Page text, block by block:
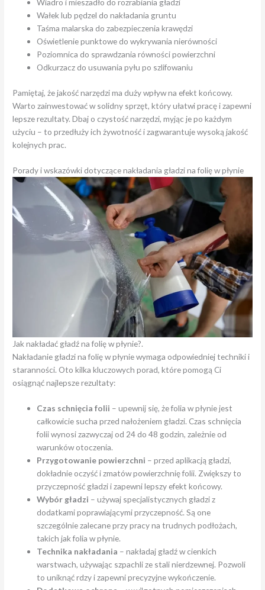
Wiadro i mieszadło do rozrabiania gładzi
Wałek lub pędzel do nakładania gruntu
Taśma malarska do zabezpieczenia krawędzi
Oświetlenie punktowe do wykrywania nierówności
Poziomnica do sprawdzania równości powierzchni
Odkurzacz do usuwania pyłu po szlifowaniu
Pamiętaj, że jakość narzędzi ma duży wpływ na efekt końcowy.
Warto zainwestować w solidny sprzęt, który ułatwi pracę i zapewni
lepsze rezultaty. Dbaj o czystość narzędzi, myjąc je po każdym
użyciu – to przedłuży ich żywotność i zagwarantuje wysoką jakość
kolejnych prac.
Porady i wskazówki dotyczące nakładania gładzi na folię w płynie
Jak nakładać gładź na folię w płynie?.
Nakładanie gładzi na folię w płynie wymaga odpowiedniej techniki i
staranności. Oto kilka kluczowych porad, które pomogą Ci
osiągnąć najlepsze rezultaty:
Czas schnięcia folii – upewnij się, że folia w płynie jest
całkowicie sucha przed nałożeniem gładzi. Czas schnięcia
folii wynosi zazwyczaj od 24 do 48 godzin, zależnie od
warunków otoczenia.
Przygotowanie powierzchni – przed aplikacją gładzi,
dokładnie oczyść i zmatów powierzchnię folii. Zwiększy to
przyczepność gładzi i zapewni lepszy efekt końcowy.
Wybór gładzi – używaj specjalistycznych gładzi z
dodatkami poprawiającymi przyczepność. Są one
szczególnie zalecane przy pracy na trudnych podłożach,
takich jak folia w płynie.
Technika nakładania – nakładaj gładź w cienkich
warstwach, używając szpachli ze stali nierdzewnej. Pozwoli
to uniknąć rdzy i zapewni precyzyjne wykończenie.